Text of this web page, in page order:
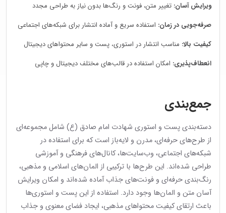
ویرایش آسان: تغییر متن، فونت و رنگ‌ها بدون نیاز به طراحی مجدد
صرفه‌جویی در زمان: استفاده سریع و آماده انتشار برای شبکه‌های اجتماعی
کیفیت بالا: مناسب انتشار در استوری، پست و سایر محتواهای دیجیتال
انعطاف‌پذیری: امکان استفاده در قالب‌های مختلف دیجیتال و چاپی
جمع‌بندی
دسته‌بندی پست و استوری شهادت امام صادق (ع) شامل مجموعه‌ای
از طرح‌های حرفه‌ای، مدرن و لایه‌باز است که برای استفاده در
شبکه‌های اجتماعی، وب‌سایت‌ها، کانال‌های فرهنگی و آموزشی
طراحی شده‌اند. این طرح‌ها با ترکیبی از المان‌های اسلامی و مذهبی،
رنگ‌بندی حرفه‌ای و فونت‌های جذاب آماده شده‌اند و امکان ویرایش
آسان متن و المان‌ها وجود دارد. استفاده از این پست و استوری‌ها
باعث ارتقای کیفیت محتواهای مذهبی، ایجاد فضای معنوی و جذاب